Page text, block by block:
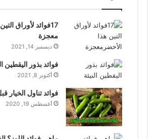
17فوائد لأوراق
معجزة
ديسمبر 14, 2021
فوائد بذور اليقطين
أكتوبر 8, 2021
فوائد تناول الخيار
أغسطس 19, 2020